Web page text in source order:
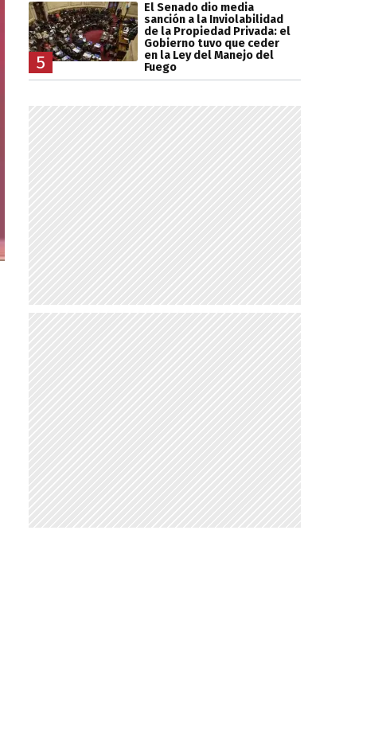
5
El Senado dio media
sanción a la Inviolabilidad
de la Propiedad Privada: el
Gobierno tuvo que ceder
en la Ley del Manejo del
Fuego